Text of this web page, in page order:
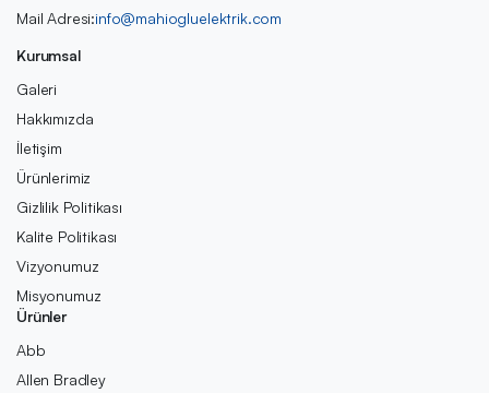
Mail Adresi:info@mahiogluelektrik.com
Kurumsal
Galeri
Hakkımızda
İletişim
Ürünlerimiz
Gizlilik Politikası
Kalite Politikası
Vizyonumuz
Misyonumuz
Ürünler
Abb
Allen Bradley